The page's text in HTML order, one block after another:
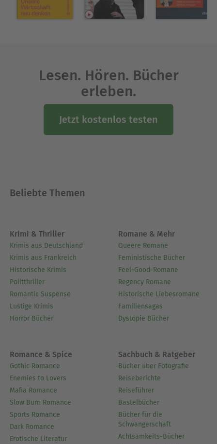
Lesen. Hören. Bücher
erleben.
Jetzt kostenlos testen
Beliebte Themen
Krimi & Thriller
Krimis aus Deutschland
Krimis aus Frankreich
Historische Krimis
Politthriller
Romantic Suspense
Lustige Krimis
Horror Bücher
Romane & Mehr
Queere Romane
Feministische Bücher
Feel-Good-Romane
Regency Romane
Historische Liebesromane
Familiensagas
Dystopie Bücher
Romance & Spice
Gothic Romance
Enemies to Lovers
Mafia Romance
Slow Burn Romance
Sports Romance
Dark Romance
Erotische Literatur
Sachbuch & Ratgeber
Bücher über Fotografie
Reiseberichte
Reiseführer
Bastelbücher
Bücher für die
Schwangerschaft
Achtsamkeits-Bücher